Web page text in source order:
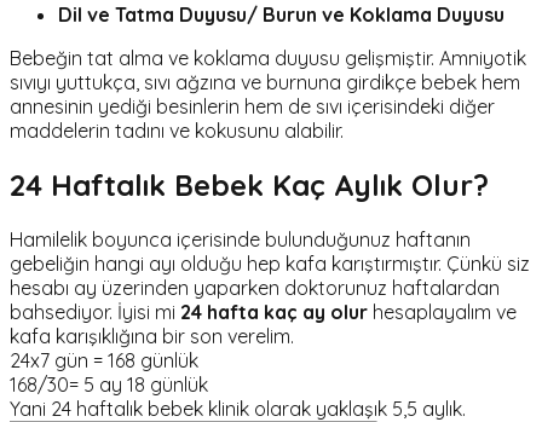
Dil ve Tatma Duyusu/ Burun ve Koklama Duyusu
Bebeğin tat alma ve koklama duyusu gelişmiştir. Amniyotik
sıvıyı yuttukça, sıvı ağzına ve burnuna girdikçe bebek hem
annesinin yediği besinlerin hem de sıvı içerisindeki diğer
maddelerin tadını ve kokusunu alabilir.
24 Haftalık Bebek Kaç Aylık Olur?
Hamilelik boyunca içerisinde bulunduğunuz haftanın
gebeliğin hangi ayı olduğu hep kafa karıştırmıştır. Çünkü siz
hesabı ay üzerinden yaparken doktorunuz haftalardan
bahsediyor. İyisi mi 24 hafta kaç ay olur hesaplayalım ve
kafa karışıklığına bir son verelim.
24x7 gün = 168 günlük
168/30= 5 ay 18 günlük
Yani 24 haftalık bebek klinik olarak yaklaşık 5,5 aylık.